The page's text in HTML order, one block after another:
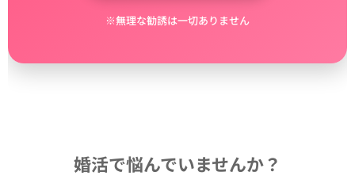
※無理な勧誘は一切ありません
婚活で悩んでいませんか？